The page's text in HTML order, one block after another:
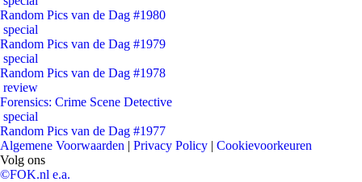
Random Pics van de Dag #1980
special
Random Pics van de Dag #1979
special
Random Pics van de Dag #1978
review
Forensics: Crime Scene Detective
special
Random Pics van de Dag #1977
Algemene Voorwaarden | Privacy Policy | Cookievoorkeuren
Volg ons
©FOK.nl e.a.